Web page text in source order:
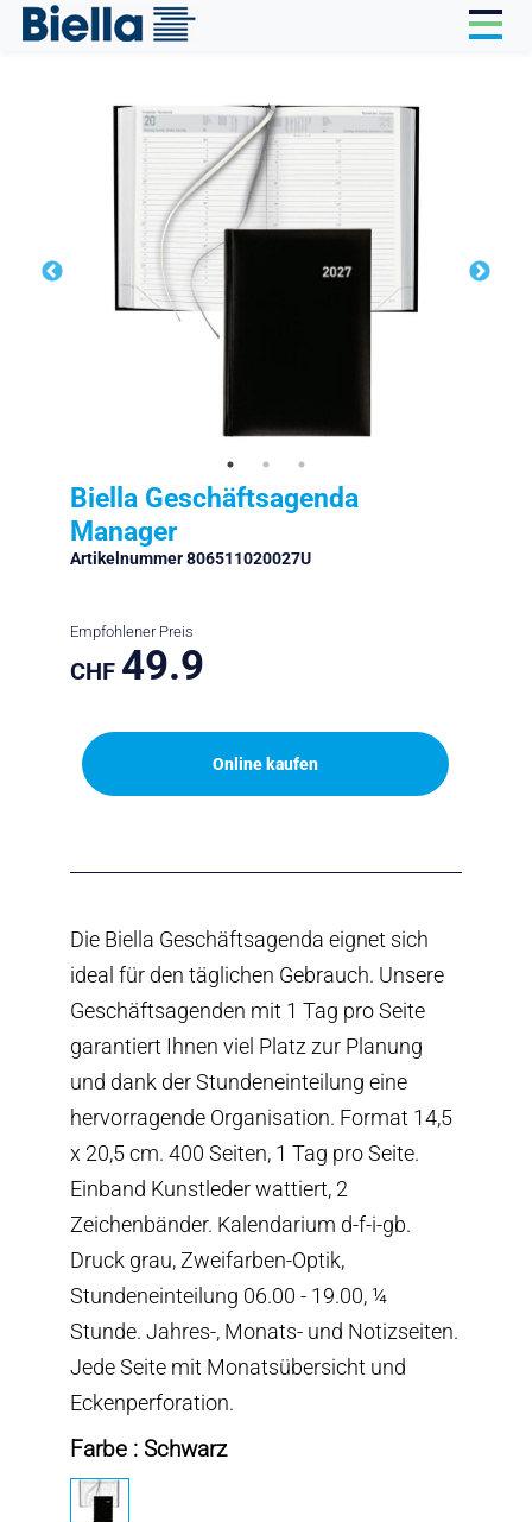
Biella Geschäftsagenda
Manager
Artikelnummer 806511020027U
Empfohlener Preis
CHF 49.9
Online kaufen
Die Biella Geschäftsagenda eignet sich
ideal für den täglichen Gebrauch. Unsere
Geschäftsagenden mit 1 Tag pro Seite
garantiert Ihnen viel Platz zur Planung
und dank der Stundeneinteilung eine
hervorragende Organisation. Format 14,5
x 20,5 cm. 400 Seiten, 1 Tag pro Seite.
Einband Kunstleder wattiert, 2
Zeichenbänder. Kalendarium d-f-i-gb.
Druck grau, Zweifarben-Optik,
Stundeneinteilung 06.00 - 19.00, ¼
Stunde. Jahres-, Monats- und Notizseiten.
Jede Seite mit Monatsübersicht und
Eckenperforation.
Farbe : Schwarz
Cookie-Einstellungen